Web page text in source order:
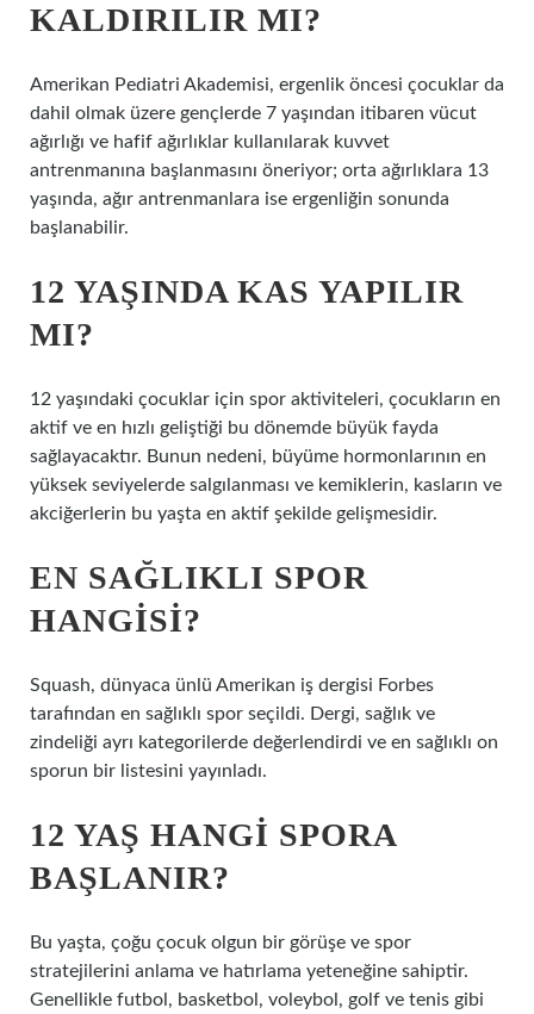
KALDIRILIR MI?
Amerikan Pediatri Akademisi, ergenlik öncesi çocuklar da
dahil olmak üzere gençlerde 7 yaşından itibaren vücut
ağırlığı ve hafif ağırlıklar kullanılarak kuvvet
antrenmanına başlanmasını öneriyor; orta ağırlıklara 13
yaşında, ağır antrenmanlara ise ergenliğin sonunda
başlanabilir.
12 YAŞINDA KAS YAPILIR
MI?
12 yaşındaki çocuklar için spor aktiviteleri, çocukların en
aktif ve en hızlı geliştiği bu dönemde büyük fayda
sağlayacaktır. Bunun nedeni, büyüme hormonlarının en
yüksek seviyelerde salgılanması ve kemiklerin, kasların ve
akciğerlerin bu yaşta en aktif şekilde gelişmesidir.
EN SAĞLIKLI SPOR
HANGISI?
Squash, dünyaca ünlü Amerikan iş dergisi Forbes
tarafından en sağlıklı spor seçildi. Dergi, sağlık ve
zindeliği ayrı kategorilerde değerlendirdi ve en sağlıklı on
sporun bir listesini yayınladı.
12 YAŞ HANGI SPORA
BAŞLANIR?
Bu yaşta, çoğu çocuk olgun bir görüşe ve spor
stratejilerini anlama ve hatırlama yeteneğine sahiptir.
Genellikle futbol, ​​basketbol, ​​voleybol, golf ve tenis gibi